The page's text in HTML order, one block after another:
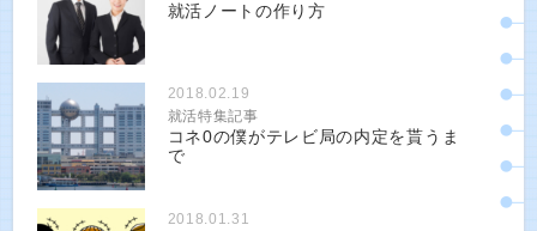
就活ノートの作り方
2018.02.19
就活特集記事
コネ0の僕がテレビ局の内定を貰うま
で
2018.01.31